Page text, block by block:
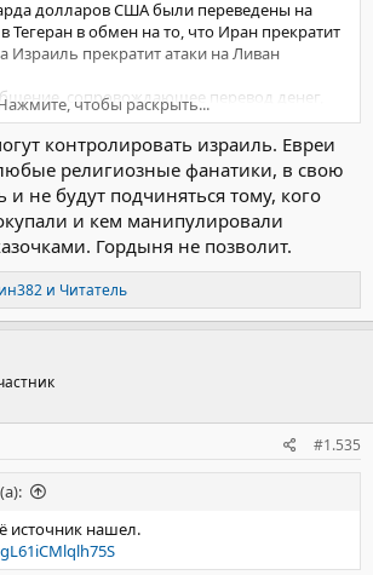
долларов США были переведены на
Тегеран в обмен на то, что Иран прекратит
Израиль прекратит атаки на Ливан
сопровождающее перевод денег,
включало гарантию того, что Израиль
в Ливане. Обмен сообщениями был
делегацией, а самолет с активами
что бомбардировки юга Ливана
в эти минуты.
чтобы раскрыть...
контролировать израиль. Евреи
религиозные фанатики, в свою
и не будут подчиняться тому, кого
и кем манипулировали
Гордыня не позволит.
и Читатель
#1.535
источник нашел.